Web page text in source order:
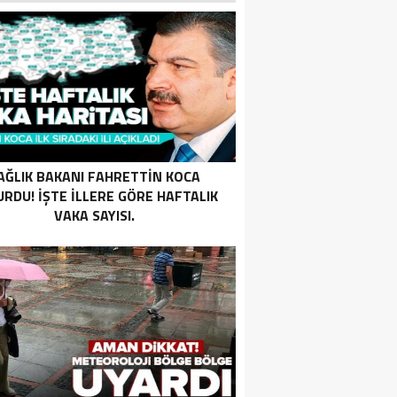
BAKANI FAHRETTIN KOCA
İŞTE ILLERE GÖRE HAFTALIK
VAKA SAYISI.